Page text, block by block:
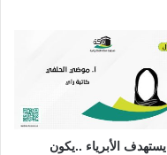
الأبرياء ..يكون